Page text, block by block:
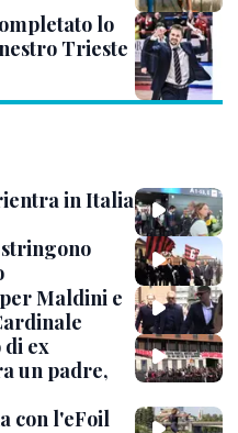
lo
Trieste
in Italia
Maldini e
ex
un padre,
con l'eFoil